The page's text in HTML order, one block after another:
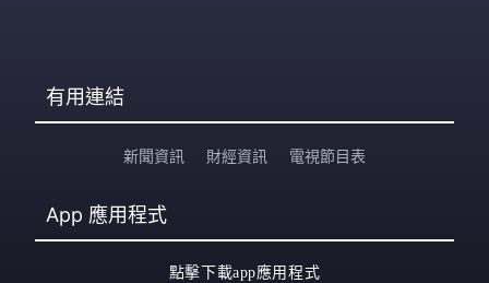
有用連結
新聞資訊 財經資訊 電視節目表
App 應用程式
點擊下載app應用程式